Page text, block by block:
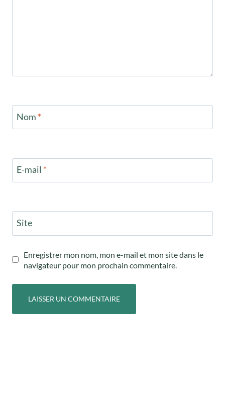
Nom *
E-mail *
Site
Enregistrer mon nom, mon e-mail et mon site dans le
navigateur pour mon prochain commentaire.